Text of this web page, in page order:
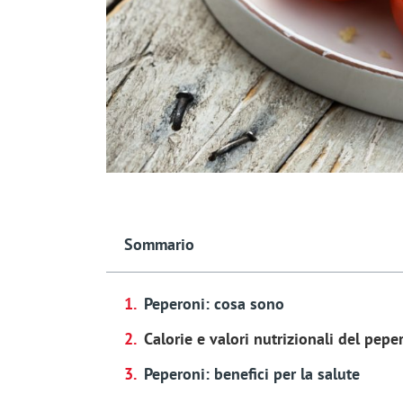
Sommario
Peperoni: cosa sono
Calorie e valori nutrizionali del
Peperoni: benefici per la salute